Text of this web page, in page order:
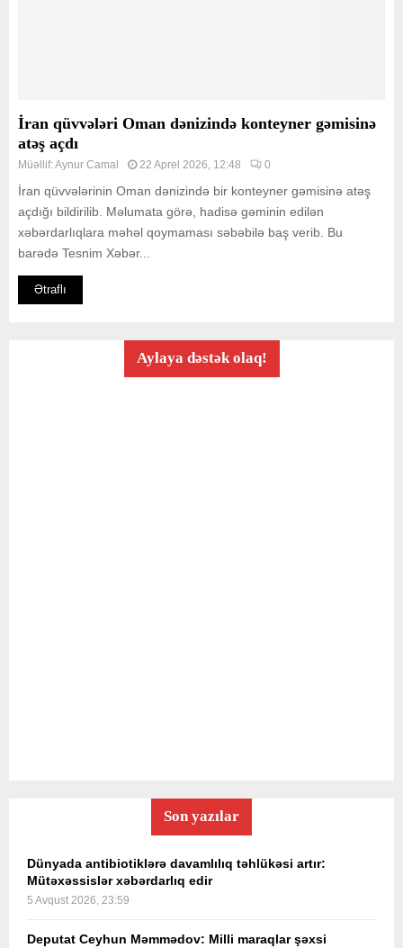
İran qüvvələri Oman dənizində konteyner gəmisinə
atəş açdı
Müəllif:Aynur Camal 22 Aprel 2026, 12:48 0
İran qüvvələrinin Oman dənizində bir konteyner gəmisinə atəş
açdığı bildirilib. Məlumata görə, hadisə gəminin edilən
xəbərdarlıqlara məhəl qoymaması səbəbilə baş verib. Bu
barədə Tesnim Xəbər...
Ətraflı
Aylaya dəstək olaq!
Son yazılar
Dünyada antibiotiklərə davamlılıq təhlükəsi artır:
Mütəxəssislər xəbərdarlıq edir
5 Avqust 2026, 23:59
Deputat Ceyhun Məmmədov: Milli maraqlar şəxsi